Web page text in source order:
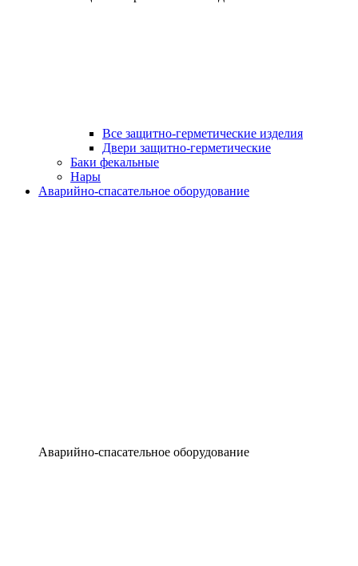
Все защитно-герметические изделия
Двери защитно-герметические
Баки фекальные
Нары
Аварийно-спасательное оборудование
Аварийно-спасательное оборудование